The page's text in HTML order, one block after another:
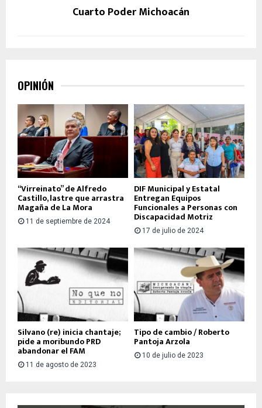
Cuarto Poder Michoacán
OPINIÓN
“Virreinato” de Alfredo
Castillo, lastre que arrastra
Magaña de La Mora
11 de septiembre de 2024
DIF Municipal y Estatal
Entregan Equipos
Funcionales a Personas con
Discapacidad Motriz
17 de julio de 2024
Silvano (re) inicia chantaje;
pide a moribundo PRD
abandonar el FAM
11 de agosto de 2023
Tipo de cambio / Roberto
Pantoja Arzola
10 de julio de 2023